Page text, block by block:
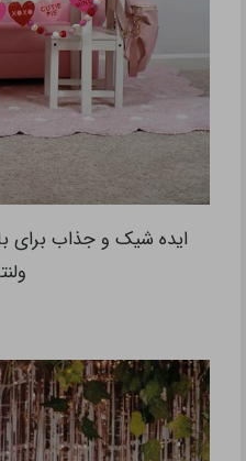
ایده شیک و جذاب برای